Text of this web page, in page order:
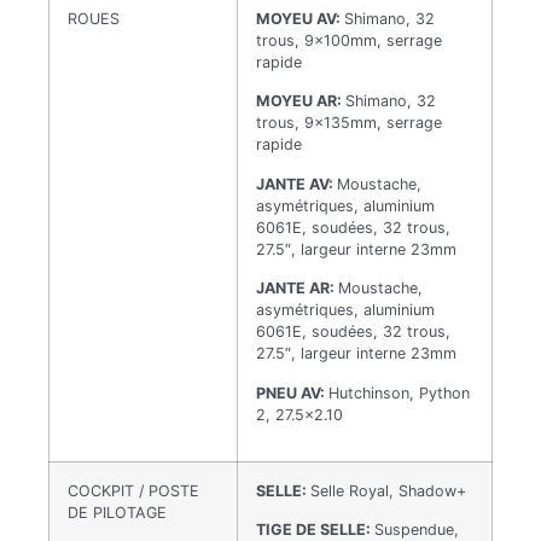
ROUES MOYEU AV: Shimano, 32
trous, 9x100mm, serrage
rapide
MOYEU AR: Shimano, 32
trous, 9x135mm, serrage
rapide
JANTE AV: Moustache,
asymétriques, aluminium
6061E, soudées, 32 trous,
27.5″, largeur interne 23mm
JANTE AR: Moustache,
asymétriques, aluminium
6061E, soudées, 32 trous,
27.5″, largeur interne 23mm
PNEU AV: Hutchinson, Python
2, 27.5×2.10
COCKPIT / POSTE
DE PILOTAGE
SELLE: Selle Royal, Shadow+
TIGE DE SELLE: Suspendue,